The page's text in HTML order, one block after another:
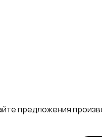
предложения